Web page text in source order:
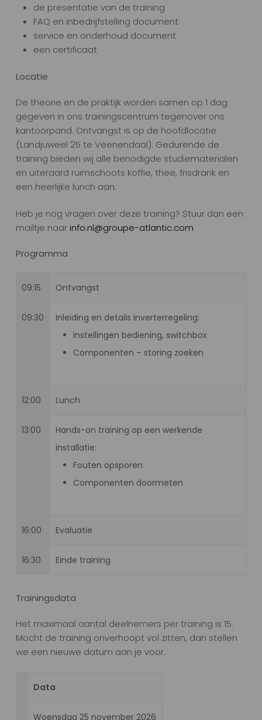
de presentatie van de training
FAQ en inbedrijfstelling document
service en onderhoud document
een certificaat
Locatie
De theorie en de praktijk worden samen op 1 dag
gegeven in ons trainingscentrum tegenover ons
kantoorpand. Ontvangst is op de hoofdlocatie
(Landjuweel 25 te Veenendaal). Gedurende de
training bieden wij alle benodigde studiematerialen
en uiteraard ruimschoots koffie, thee, frisdrank en
een heerlijke lunch aan.
Heb je nog vragen over deze training? Stuur dan een
mailtje naarinfo.nl@groupe-atlantic.com
Programma
09:15 Ontvangst
09:30
Inleiding en details inverterregeling:
Instellingen bediening, switchbox
Componenten – storing zoeken
12:00 Lunch
13:00
Hands-on training op een werkende
installatie:
Fouten opsporen
Componenten doormeten
16:00 Evaluatie
16:30 Einde training
Trainingsdata
Het maximaal aantal deelnemers per training is 15.
Mocht de training onverhoopt vol zitten, dan stellen
we een nieuwe datum aan je voor.
Data
Woensdag 25 november 2026